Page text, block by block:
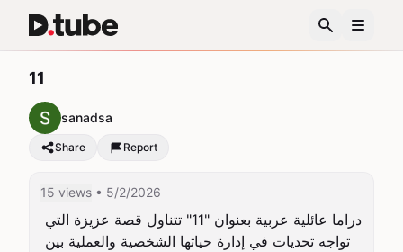
11
sanadsa
Share Report
15 views • 5/2/2026